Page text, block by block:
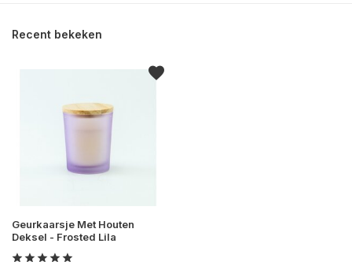
Recent bekeken
Geurkaarsje Met Houten
Deksel - Frosted Lila